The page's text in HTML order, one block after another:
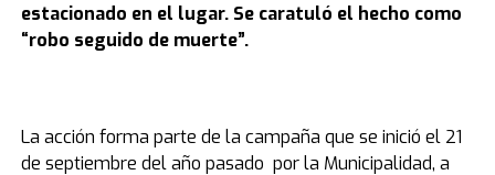
estacionado en el lugar. Se caratuló el hecho como
“robo seguido de muerte”.
La acción forma parte de la campaña que se inició el 21
de septiembre del año pasado por la Municipalidad, a